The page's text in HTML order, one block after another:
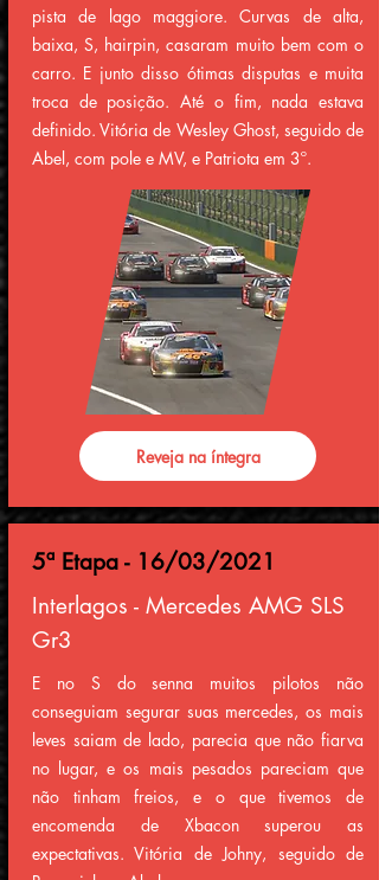
pista de lago maggiore. Curvas de alta,
baixa, S, hairpin, casaram muito bem com o
carro. E junto disso ótimas disputas e muita
troca de posição. Até o fim, nada estava
definido. Vitória de Wesley Ghost, seguido de
Abel, com pole e MV, e Patriota em 3º.
Reveja na íntegra
5ª Etapa - 16/03/2021
Interlagos - Mercedes AMG SLS
Gr3
E no S do senna muitos pilotos não
conseguiam segurar suas mercedes, os mais
leves saiam de lado, parecia que não fiarva
no lugar, e os mais pesados pareciam que
não tinham freios, e o que tivemos de
encomenda de Xbacon superou as
expectativas. Vitória de Johny, seguido de